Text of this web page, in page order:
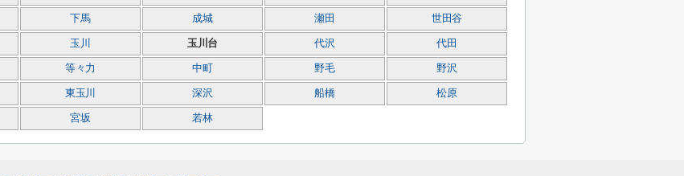
下馬 成城 瀬田 世田谷
玉川 玉川台 代沢 代田
等々力 中町 野毛 野沢
東玉川 深沢 船橋 松原
宮坂 若林